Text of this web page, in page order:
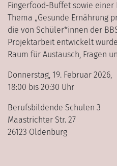
Fingerfood-Buffet sowie
Thema „Gesunde Ernährung
die von Schüler*innen der
Projektarbeit entwickelt
Raum für Austausch, Fragen
Donnerstag, 19. Februar 2026,
18:00 bis 20:30 Uhr
Berufsbildende Schulen 3
Maastrichter Str. 27
26123 Oldenburg